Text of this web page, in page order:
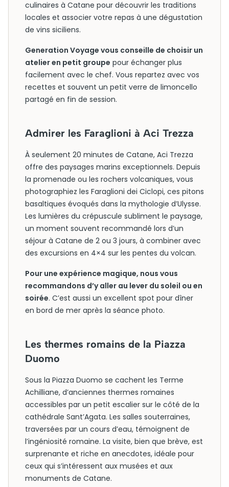
culinaires à Catane pour découvrir les traditions
locales et associer votre repas à une dégustation
de vins siciliens.
Generation Voyage vous conseille de choisir un
atelier en petit groupe pour échanger plus
facilement avec le chef. Vous repartez avec vos
recettes et souvent un petit verre de limoncello
partagé en fin de session.
Admirer les Faraglioni à Aci Trezza
À seulement 20 minutes de Catane, Aci Trezza
offre des paysages marins exceptionnels. Depuis
la promenade ou les rochers volcaniques, vous
photographiez les Faraglioni dei Ciclopi, ces pitons
basaltiques évoqués dans la mythologie d’Ulysse.
Les lumières du crépuscule subliment le paysage,
un moment souvent recommandé lors d’un
séjour à Catane de 2 ou 3 jours, à combiner avec
des excursions en 4×4 sur les pentes du volcan.
Pour une expérience magique, nous vous
recommandons d’y aller au lever du soleil ou en
soirée. C’est aussi un excellent spot pour dîner
en bord de mer après la séance photo.
Les thermes romains de la Piazza
Duomo
Sous la Piazza Duomo se cachent les Terme
Achilliane, d’anciennes thermes romaines
accessibles par un petit escalier sur le côté de la
cathédrale Sant’Agata. Les salles souterraines,
traversées par un cours d’eau, témoignent de
l’ingéniosité romaine. La visite, bien que brève, est
surprenante et riche en anecdotes, idéale pour
ceux qui s’intéressent aux musées et aux
monuments de Catane.